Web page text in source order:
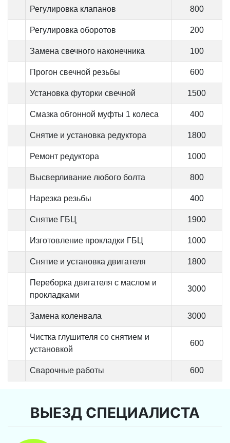
Регулировка клапанов 800
Регулировка оборотов 200
Замена свечного наконечника 100
Прогон свечной резьбы 600
Установка футорки свечной 1500
Смазка обгонной муфты 1 колеса 400
Снятие и установка редуктора 1800
Ремонт редуктора 1000
Высверливание любого болта 800
Нарезка резьбы 400
Снятие ГБЦ 1900
Изготовление прокладки ГБЦ 1000
Снятие и установка двигателя 1800
Переборка двигателя с маслом и
прокладками
3000
Замена коленвала 3000
Чистка глушителя со снятием и
установкой
600
Сварочные работы 600
ВЫЕЗД СПЕЦИАЛИСТА